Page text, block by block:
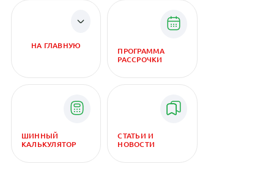
НА ГЛАВНУЮ
ПРОГРАММА
РАССРОЧКИ
ШИННЫЙ
КАЛЬКУЛЯТОР
СТАТЬИ И
НОВОСТИ